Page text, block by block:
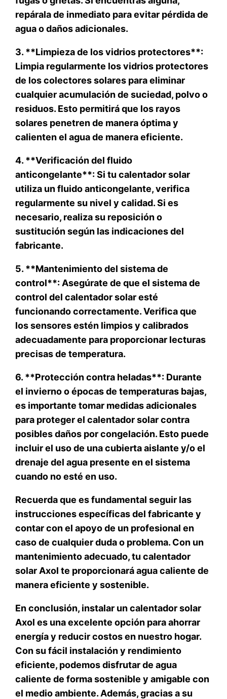
repárala de inmediato para evitar pérdida de
agua o daños adicionales.
3. **Limpieza de los vidrios protectores**:
Limpia regularmente los vidrios protectores
de los colectores solares para eliminar
cualquier acumulación de suciedad, polvo o
residuos. Esto permitirá que los rayos
solares penetren de manera óptima y
calienten el agua de manera eficiente.
4. **Verificación del fluido
anticongelante**: Si tu calentador solar
utiliza un fluido anticongelante, verifica
regularmente su nivel y calidad. Si es
necesario, realiza su reposición o
sustitución según las indicaciones del
fabricante.
5. **Mantenimiento del sistema de
control**: Asegúrate de que el sistema de
control del calentador solar esté
funcionando correctamente. Verifica que
los sensores estén limpios y calibrados
adecuadamente para proporcionar lecturas
precisas de temperatura.
6. **Protección contra heladas**: Durante
el invierno o épocas de temperaturas bajas,
es importante tomar medidas adicionales
para proteger el calentador solar contra
posibles daños por congelación. Esto puede
incluir el uso de una cubierta aislante y/o el
drenaje del agua presente en el sistema
cuando no esté en uso.
Recuerda que es fundamental seguir las
instrucciones específicas del fabricante y
contar con el apoyo de un profesional en
caso de cualquier duda o problema. Con un
mantenimiento adecuado, tu calentador
solar Axol te proporcionará agua caliente de
manera eficiente y sostenible.
En conclusión, instalar un calentador solar
Axol es una excelente opción para ahorrar
energía y reducir costos en nuestro hogar.
Con su fácil instalación y rendimiento
eficiente, podemos disfrutar de agua
caliente de forma sostenible y amigable con
el medio ambiente. Además, gracias a su